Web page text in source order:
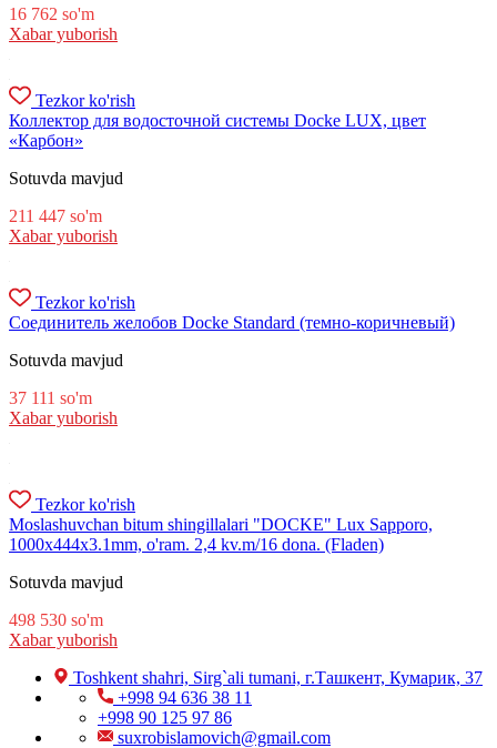
16 762 so'm
Xabar yuborish
Tezkor ko'rish
Коллектор для водосточной системы Docke LUX, цвет
«Карбон»
Sotuvda mavjud
211 447 so'm
Xabar yuborish
Tezkor ko'rish
Соединитель желобов Docke Standard (темно-коричневый)
Sotuvda mavjud
37 111 so'm
Xabar yuborish
Tezkor ko'rish
Moslashuvchan bitum shingillalari "DOCKE" Lux Sapporo,
1000x444x3.1mm, o'ram. 2,4 kv.m/16 dona. (Fladen)
Sotuvda mavjud
498 530 so'm
Xabar yuborish
Toshkent shahri, Sirg`ali tumani, г.Ташкент, Кумарик, 37
+998 94 636 38 11
+998 90 125 97 86
suxrobislamovich@gmail.com